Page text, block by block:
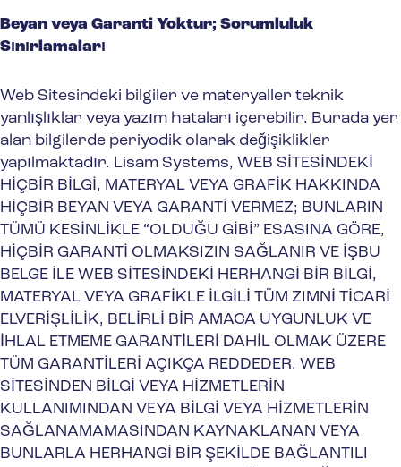
Beyan veya Garanti Yoktur; Sorumluluk
Sınırlamaları
Web Sitesindeki bilgiler ve materyaller teknik
yanlışlıklar veya yazım hataları içerebilir. Burada yer
alan bilgilerde periyodik olarak değişiklikler
yapılmaktadır. Lisam Systems, WEB SİTESİNDEKİ
HİÇBİR BİLGİ, MATERYAL VEYA GRAFİK HAKKINDA
HİÇBİR BEYAN VEYA GARANTİ VERMEZ; BUNLARIN
TÜMÜ KESİNLİKLE “OLDUĞU GİBİ” ESASINA GÖRE,
HİÇBİR GARANTİ OLMAKSIZIN SAĞLANIR VE İŞBU
BELGE İLE WEB SİTESİNDEKİ HERHANGİ BİR BİLGİ,
MATERYAL VEYA GRAFİKLE İLGİLİ TÜM ZIMNİ TİCARİ
ELVERİŞLİLİK, BELİRLİ BİR AMACA UYGUNLUK VE
İHLAL ETMEME GARANTİLERİ DAHİL OLMAK ÜZERE
TÜM GARANTİLERİ AÇIKÇA REDDEDER. WEB
SİTESİNDEN BİLGİ VEYA HİZMETLERİN
KULLANIMINDAN VEYA BİLGİ VEYA HİZMETLERİN
SAĞLANAMAMASINDAN KAYNAKLANAN VEYA
BUNLARLA HERHANGİ BİR ŞEKİLDE BAĞLANTILI